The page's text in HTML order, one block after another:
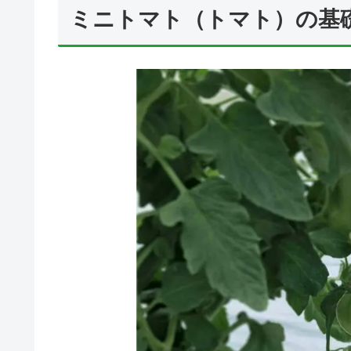
ミニトマト（トマト）の基